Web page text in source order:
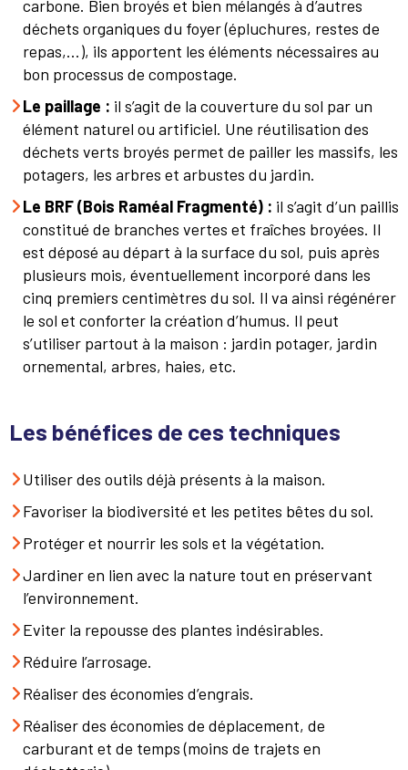
carbone. Bien broyés et bien mélangés à d’autres
déchets organiques du foyer (épluchures, restes de
repas,...), ils apportent les éléments nécessaires au
bon processus de compostage.
Le paillage : il s’agit de la couverture du sol par un
élément naturel ou artificiel. Une réutilisation des
déchets verts broyés permet de pailler les massifs, les
potagers, les arbres et arbustes du jardin.
Le BRF (Bois Raméal Fragmenté) : il s’agit d’un paillis
constitué de branches vertes et fraîches broyées. Il
est déposé au départ à la surface du sol, puis après
plusieurs mois, éventuellement incorporé dans les
cinq premiers centimètres du sol. Il va ainsi régénérer
le sol et conforter la création d’humus. Il peut
s’utiliser partout à la maison : jardin potager, jardin
ornemental, arbres, haies, etc.
Les bénéfices de ces techniques
Utiliser des outils déjà présents à la maison.
Favoriser la biodiversité et les petites bêtes du sol.
Protéger et nourrir les sols et la végétation.
Jardiner en lien avec la nature tout en préservant
l’environnement.
Eviter la repousse des plantes indésirables.
Réduire l’arrosage.
Réaliser des économies d’engrais.
Réaliser des économies de déplacement, de
carburant et de temps (moins de trajets en